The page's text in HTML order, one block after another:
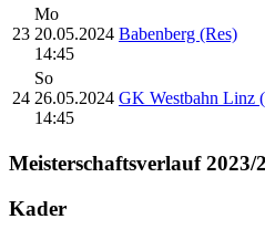
23
Mo
20.05.2024
14:45
Babenberg (Res)
24
So
26.05.2024
14:45
GK Westbahn Linz
Meisterschaftsverlauf2023/
Kader